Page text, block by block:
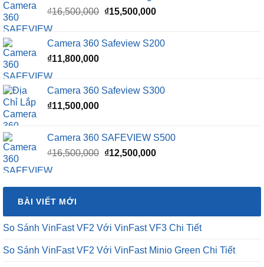
₫16,500,000 Giá
₫16,500,000.
₫15,500,000Giá
là:
Camera 360 Safeview S200
₫11,800,000
Camera 360 Safeview S300
₫11,500,000
Camera 360 SAFEVIEW S500
₫16,500,000 Giá
₫16,500,000.
₫12,500,000Giá
là:
BÀI VIẾT MỚI
So Sánh VinFast VF2 Với VinFast VF3 Chi Tiết
So Sánh VinFast VF2 Với VinFast Minio Green Chi Tiết